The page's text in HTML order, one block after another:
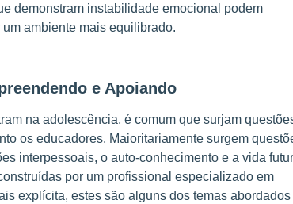
demonstram instabilidade emocional podem
ambiente mais equilibrado.
e Apoiando
na adolescência, é comum que surjam
os educadores. Maioritariamente surgem
interpessoais, o auto-conhecimento e a vida
por um profissional especializado em
explícita, estes são alguns dos temas abordados